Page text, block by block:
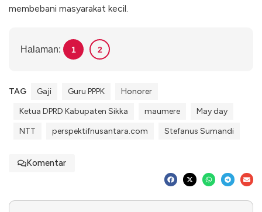
membebani masyarakat kecil.
Halaman: 1 2
TAG Gaji Guru PPPK
Honorer
Ketua DPRD Kabupaten Sikka
maumere
May day
NTT
perspektifnusantara.com Stefanus Sumandi
Komentar